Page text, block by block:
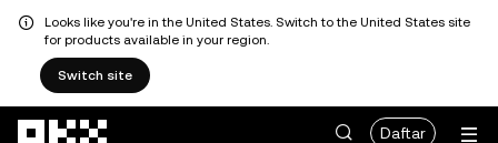
Looks like you're in the United States. Switch to the United States site
for products available in your region.
Switch site
Daftar